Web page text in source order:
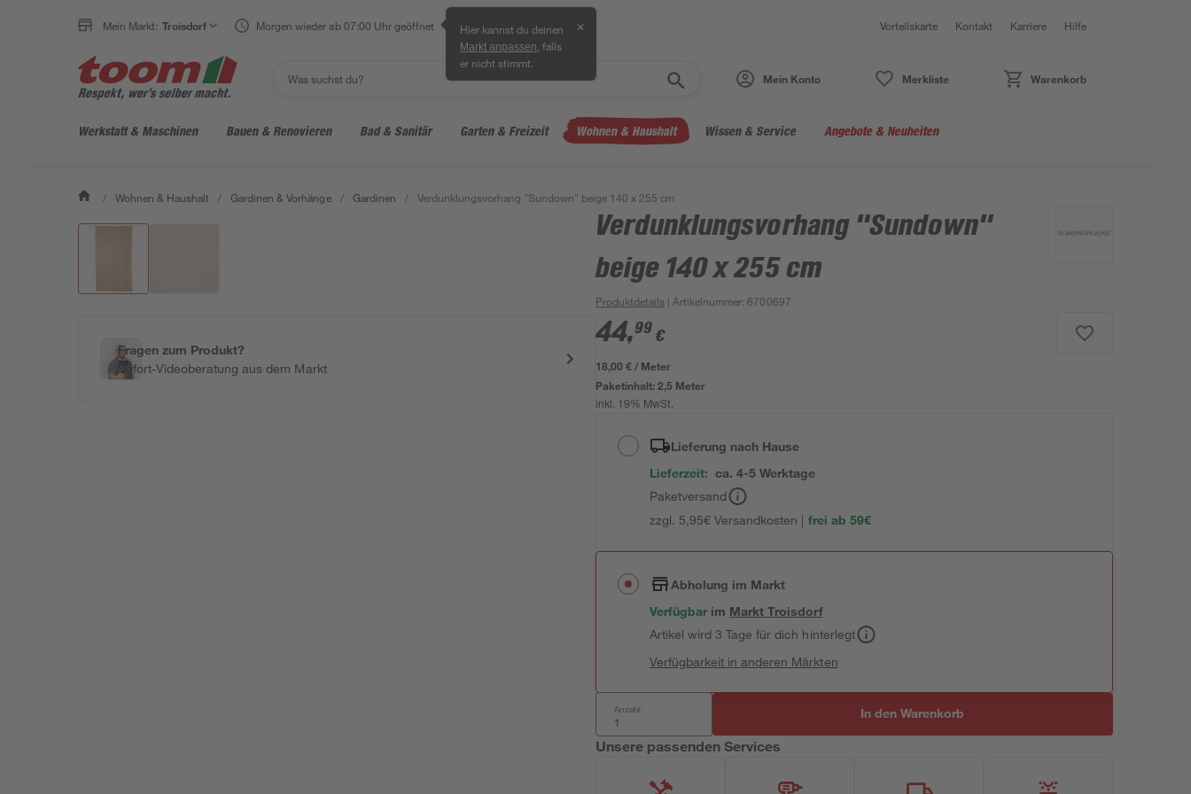
Mein Markt: Troisdorf Morgen wieder ab 07:00 Uhr geöffnet Hier kannst du deinen
Markt anpassen , falls
er nicht stimmt.
✕ Vorteilskarte Kontakt Karriere Hilfe
Mein Konto Merkliste Warenkorb
Werkstatt & Maschinen Bauen & Renovieren Bad & Sanitär Garten & Freizeit Wohnen & Haushalt Wissen & Service Angebote & Neuheiten
/ Wohnen & Haushalt / Gardinen & Vorhänge / Gardinen / Verdunklungsvorhang "Sundown" beige 140 x 255 cm
Fragen zum Produkt?
Sofort-Videoberatung aus dem Markt
Verdunklungsvorhang "Sundown"
beige 140 x 255 cm
Produktdetails | Artikelnummer:6700697
44,99 €
18,00 € / Meter
Paketinhalt:2,5 Meter
inkl. 19% MwSt.
Lieferung nach Hause
Lieferzeit: ca. 4-5 Werktage
Paketversand
zzgl. 5,95€ Versandkosten | frei ab 59€
Abholung im Markt
Verfügbar im MarktTroisdorf
Artikel wird 3 Tage für dich hinterlegt
Verfügbarkeit in anderen Märkten
Anzahl: In den Warenkorb
Unsere passenden Services